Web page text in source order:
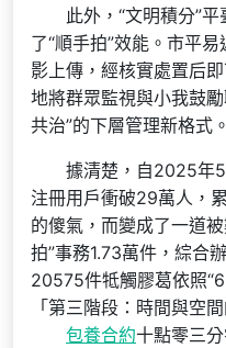
此外，“文明積分”
了“順手拍”效能。市平
影上傳，經核實處置后
地將群眾監視與小我鼓
共治”的下層管理新格式。
據清楚，自2025年5
注冊用戶衝破29萬人，
的傻氣，而變成了一道
拍”事務1.73萬件，綜合
20575件牴觸膠葛依照
「第三階段：時間與空
包養合約十點零三